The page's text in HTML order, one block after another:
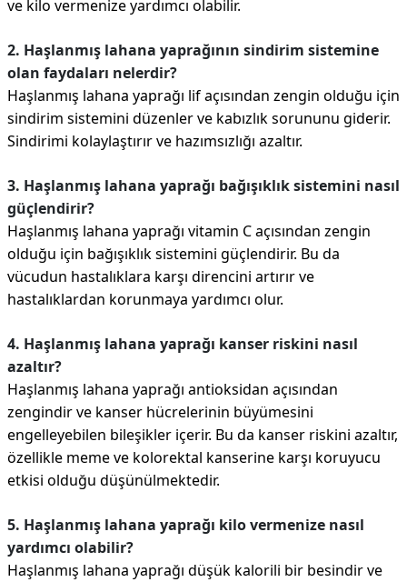
ve kilo vermenize yardımcı olabilir.
2. Haşlanmış lahana yaprağının sindirim sistemine
olan faydaları nelerdir?
Haşlanmış lahana yaprağı lif açısından zengin olduğu için
sindirim sistemini düzenler ve kabızlık sorununu giderir.
Sindirimi kolaylaştırır ve hazımsızlığı azaltır.
3. Haşlanmış lahana yaprağı bağışıklık sistemini nasıl
güçlendirir?
Haşlanmış lahana yaprağı vitamin C açısından zengin
olduğu için bağışıklık sistemini güçlendirir. Bu da
vücudun hastalıklara karşı direncini artırır ve
hastalıklardan korunmaya yardımcı olur.
4. Haşlanmış lahana yaprağı kanser riskini nasıl
azaltır?
Haşlanmış lahana yaprağı antioksidan açısından
zengindir ve kanser hücrelerinin büyümesini
engelleyebilen bileşikler içerir. Bu da kanser riskini azaltır,
özellikle meme ve kolorektal kanserine karşı koruyucu
etkisi olduğu düşünülmektedir.
5. Haşlanmış lahana yaprağı kilo vermenize nasıl
yardımcı olabilir?
Haşlanmış lahana yaprağı düşük kalorili bir besindir ve